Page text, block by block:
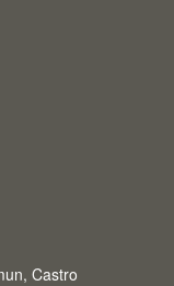
Castro